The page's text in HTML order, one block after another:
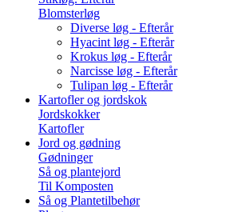
Blomsterløg
Diverse løg - Efterår
Hyacint løg - Efterår
Krokus løg - Efterår
Narcisse løg - Efterår
Tulipan løg - Efterår
Kartofler og jordskok
Jordskokker
Kartofler
Jord og gødning
Gødninger
Så og plantejord
Til Komposten
Så og Plantetilbehør